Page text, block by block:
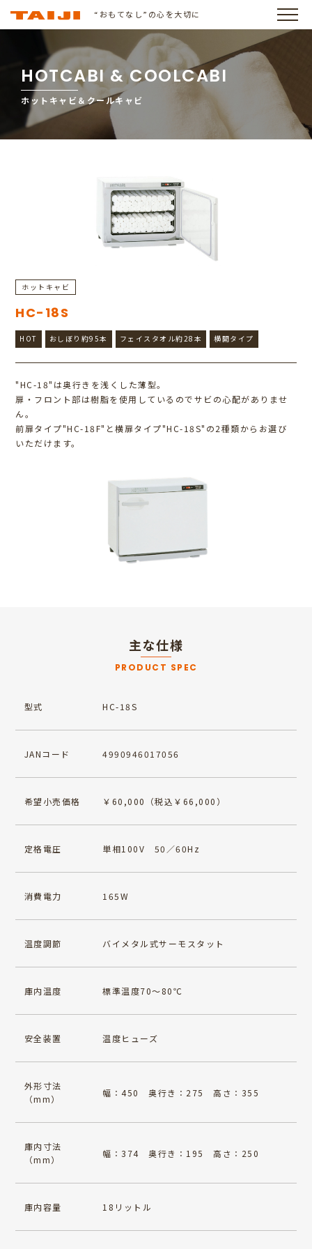
“おもてなし”の心を大切に
HOTCABI & COOLCABI
ホットキャビ＆クールキャビ
ホットキャビ
HC-18S
HOT おしぼり約95本 フェイスタオル約28本 横開タイプ
"HC-18"は奥行きを浅くした薄型。
扉・フロント部は樹脂を使用しているのでサビの心配がありませ
ん。
前扉タイプ"HC-18F"と横扉タイプ"HC-18S"の2種類からお選び
いただけます。
主な仕様
PRODUCT SPEC
型式 HC-18S
JANコード 4990946017056
希望小売価格 ￥60,000（税込￥66,000）
定格電圧 単相100V 50／60Hz
消費電力 165W
温度調節 バイメタル式サーモスタット
庫内温度 標準温度70～80℃
安全装置 温度ヒューズ
外形寸法
（mm）
幅：450 奥行き：275 高さ：355
庫内寸法
（mm）
幅：374 奥行き：195 高さ：250
庫内容量 18リットル